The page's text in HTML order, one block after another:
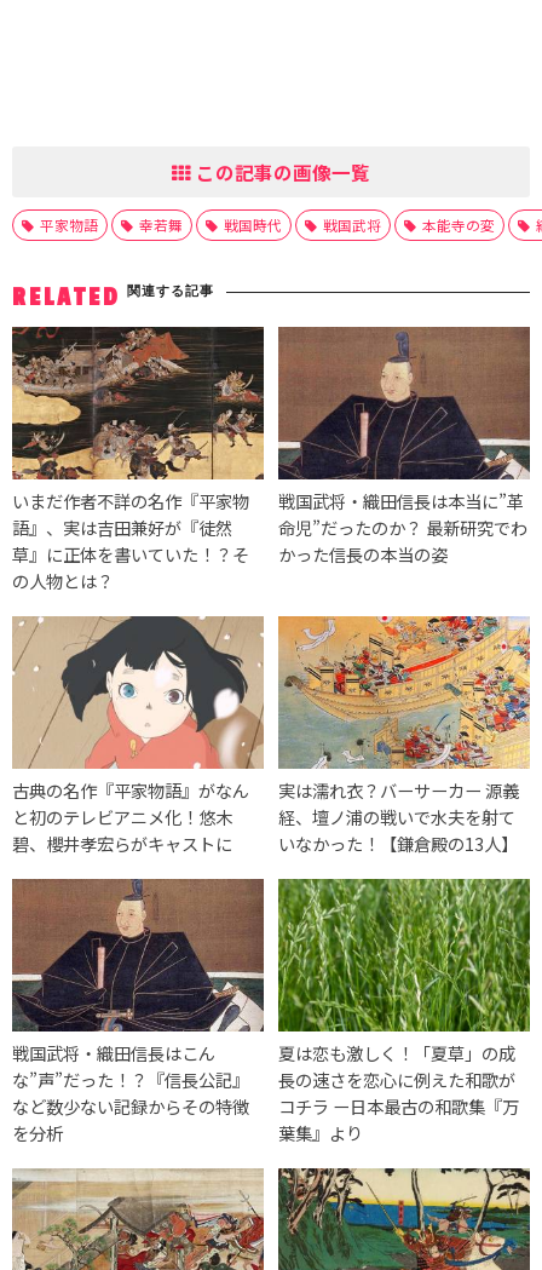
この記事の画像一覧
平家物語 幸若舞 戦国時代 戦国武将 本能寺の変
RELATED 関連する記事
いまだ作者不詳の名作『平家物
語』、実は吉田兼好が『徒然
草』に正体を書いていた！？そ
の人物とは？
戦国武将・織田信長は本当に”革
命児”だったのか？ 最新研究でわ
かった信長の本当の姿
古典の名作『平家物語』がなん
と初のテレビアニメ化！悠木
碧、櫻井孝宏らがキャストに
実は濡れ衣？バーサーカー 源義
経、壇ノ浦の戦いで水夫を射て
いなかった！【鎌倉殿の13人】
戦国武将・織田信長はこん
な”声”だった！？『信長公記』
など数少ない記録からその特徴
を分析
夏は恋も激しく！「夏草」の成
長の速さを恋心に例えた和歌が
コチラ ー日本最古の和歌集『万
葉集』より